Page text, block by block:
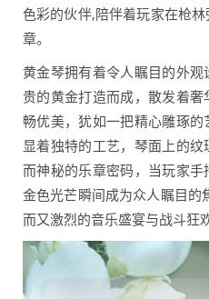
色彩的伙伴,陪伴着玩家在枪
章。
黄金琴拥有着令人瞩目的外
贵的黄金打造而成，散发着
畅优美，犹如一把精心雕琢
显着独特的工艺，琴面上的
而神秘的乐章密码，当玩家
金色光芒瞬间成为众人瞩目的
而又激烈的音乐盛宴与战斗狂